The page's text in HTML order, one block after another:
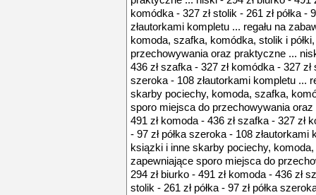
komódka - 327 zł stolik - 261 zł półka -
złautorkami kompletu ... regału na
komoda, szafka, komódka, stolik i
przechowywania oraz praktyczne ...
436 zł szafka - 327 zł komódka - 327 zł
szeroka - 108 złautorkami kompletu ...
skarby pociechy, komoda, szafka,
sporo miejsca do przechowywania
491 zł komoda - 436 zł szafka - 327 zł
- 97 zł półka szeroka - 108
ksiązki i inne skarby pociechy,
zapewniające sporo miejsca do
294 zł biurko - 491 zł komoda - 436 zł
stolik - 261 zł półka - 97 zł półka